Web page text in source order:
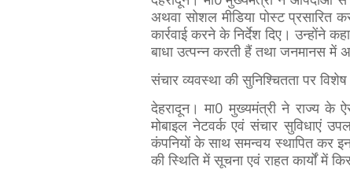
अथवा सोशल मीडिया पोस्ट प्रसारित
कार्रवाई करने के निर्देश दिए। उन्होंने
बाधा उत्पन्न करती हैं तथा जनमानस में
संचार व्यवस्था की सुनिश्चितता पर
देहरादून। मा0 मुख्यमंत्री ने राज्य के
मोबाइल नेटवर्क एवं संचार सुविधाएं
कंपनियों के साथ समन्वय स्थापित कर
की स्थिति में सूचना एवं राहत कार्यों में